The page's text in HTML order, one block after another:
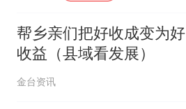
帮乡亲们把好收成变为好
收益（县域看发展）
金台资讯